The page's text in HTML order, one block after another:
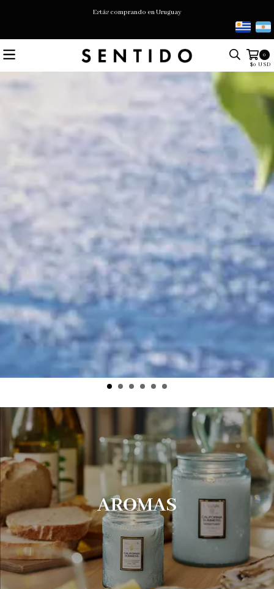
Estás comprando en Uruguay
0
$0 USD
AROMAS